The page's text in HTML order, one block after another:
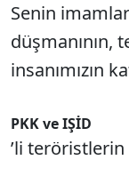
Senin
düşmanının,
insanımızın
PKK ve IŞİD
’li teröristlerin